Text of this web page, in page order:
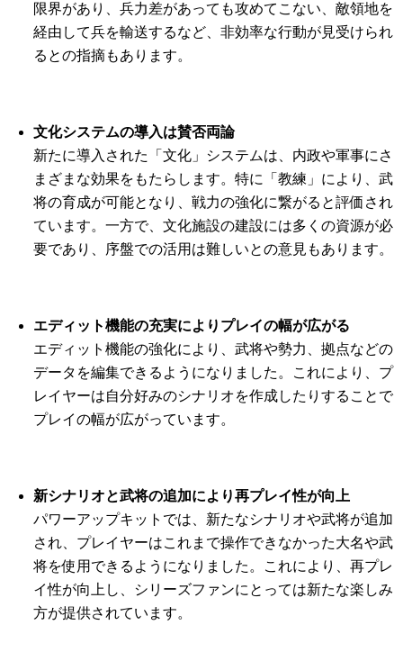
限界があり、兵力差があっても攻めてこない、敵領地を
経由して兵を輸送するなど、非効率な行動が見受けられ
るとの指摘もあります。
文化システムの導入は賛否両論
新たに導入された「文化」システムは、内政や軍事にさ
まざまな効果をもたらします。特に「教練」により、武
将の育成が可能となり、戦力の強化に繋がると評価され
ています。一方で、文化施設の建設には多くの資源が必
要であり、序盤での活用は難しいとの意見もあります。
エディット機能の充実によりプレイの幅が広がる
エディット機能の強化により、武将や勢力、拠点などの
データを編集できるようになりました。これにより、プ
レイヤーは自分好みのシナリオを作成したりすることで
プレイの幅が広がっています。
新シナリオと武将の追加により再プレイ性が向上
パワーアップキットでは、新たなシナリオや武将が追加
され、プレイヤーはこれまで操作できなかった大名や武
将を使用できるようになりました。これにより、再プレ
イ性が向上し、シリーズファンにとっては新たな楽しみ
方が提供されています。